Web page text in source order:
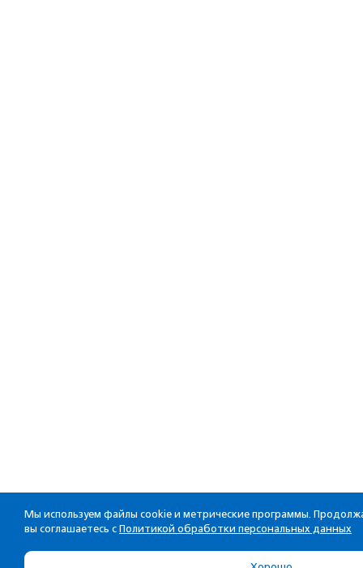
Мы используем файлы cookie и метрические программы.
вы соглашаетесь с Политикой обработки персональных данных